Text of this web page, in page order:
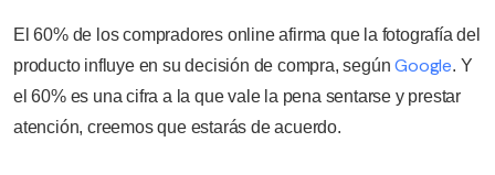
El 60% de los compradores online afirma que la fotografía del
producto influye en su decisión de compra, segúnGoogle. Y
el 60% es una cifra a la que vale la pena sentarse y prestar
atención, creemos que estarás de acuerdo.